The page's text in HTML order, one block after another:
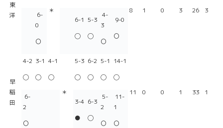
東
洋
＊
8
1 0 3 26 3
6-
0
〇
6-1
◯
5-3
◯
4-
3
〇
9-0
〇
早
稲
田
4-2
◯
3-1
◯
4-1
◯
＊
5-3
◯
6-2
◯
5-1
◯
14-1
◯
11
0 0 1 33 1
6-
2
〇
3-4
●
6-3
◯
5-
2
〇
11-
1
〇